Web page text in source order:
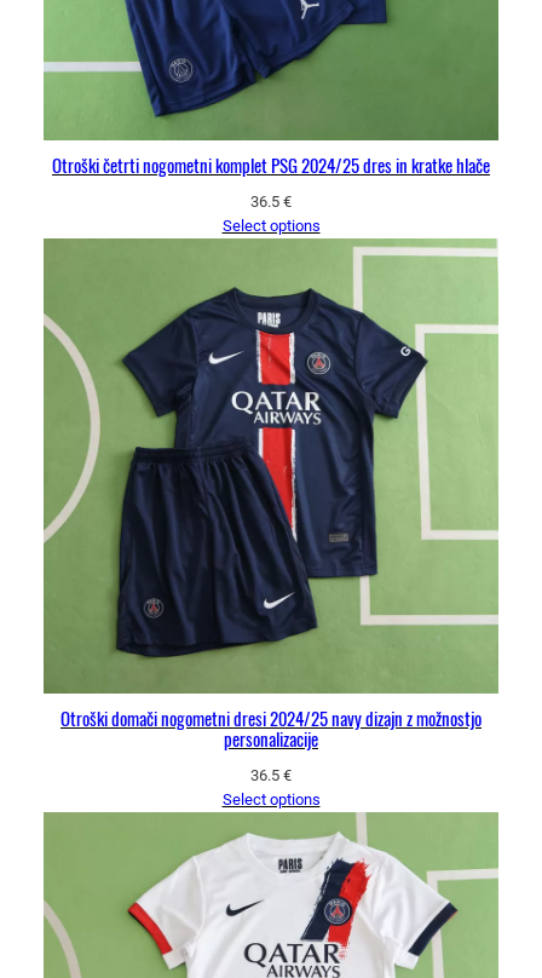
Otroški četrti nogometni komplet PSG 2024/25 dres in kratke hlače
36.5 €
Select options
Otroški domači nogometni dresi 2024/25 navy dizajn z možnostjo
personalizacije
36.5 €
Select options